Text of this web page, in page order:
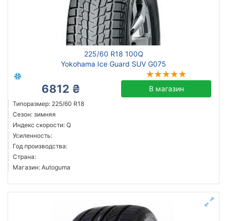
225/60 R18 100Q
Yokohama Ice Guard SUV G075
6812 ₴ В магазин
Типоразмер: 225/60 R18
Сезон: зимняя
Индекс скорости: Q
Усиленность:
Год производства:
Страна:
Магазин: Autoguma